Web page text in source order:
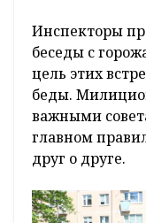
Инспекторы
беседы с
цель этих
беды.
важными
главном
друг о друге.